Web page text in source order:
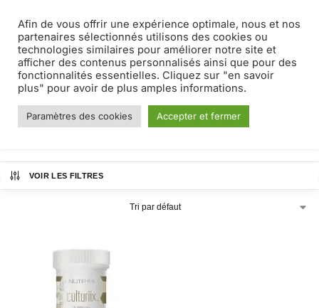
MENU 0
bonnes bactéries
Accueil Produits identifiés “bonnes bactéries”
VOIR LES FILTRES
Afin de vous offrir une expérience optimale, nous et nos
partenaires sélectionnés utilisons des cookies ou
technologies similaires pour améliorer notre site et
afficher des contenus personnalisés ainsi que pour des
fonctionnalités essentielles. Cliquez sur "en savoir
plus" pour avoir de plus amples informations.
Paramètres des cookies Accepter et fermer